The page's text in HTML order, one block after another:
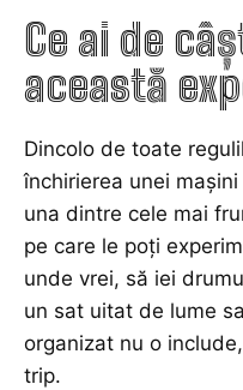
Ce ai de
această
Dincolo de toate
închirierea unei
una dintre cele mai
pe care le poți
unde vrei, să iei
un sat uitat de lume
organizat nu o
trip.